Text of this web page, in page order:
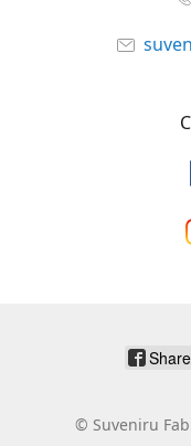
Share
© Suveniru